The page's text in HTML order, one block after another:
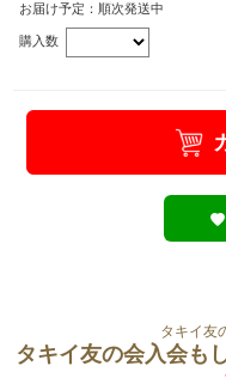
お届け予定：順次発送中
購入数
タキイ友
タキイ友の会入会も